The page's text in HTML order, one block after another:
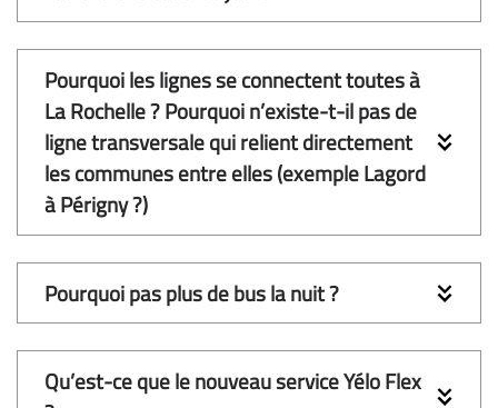
Pourquoi les lignes se connectent toutes à
La Rochelle ? Pourquoi n’existe-t-il pas de
ligne transversale qui relient directement
les communes entre elles (exemple Lagord
à Périgny ?)
Pourquoi pas plus de bus la nuit ?
Qu’est-ce que le nouveau service Yélo Flex